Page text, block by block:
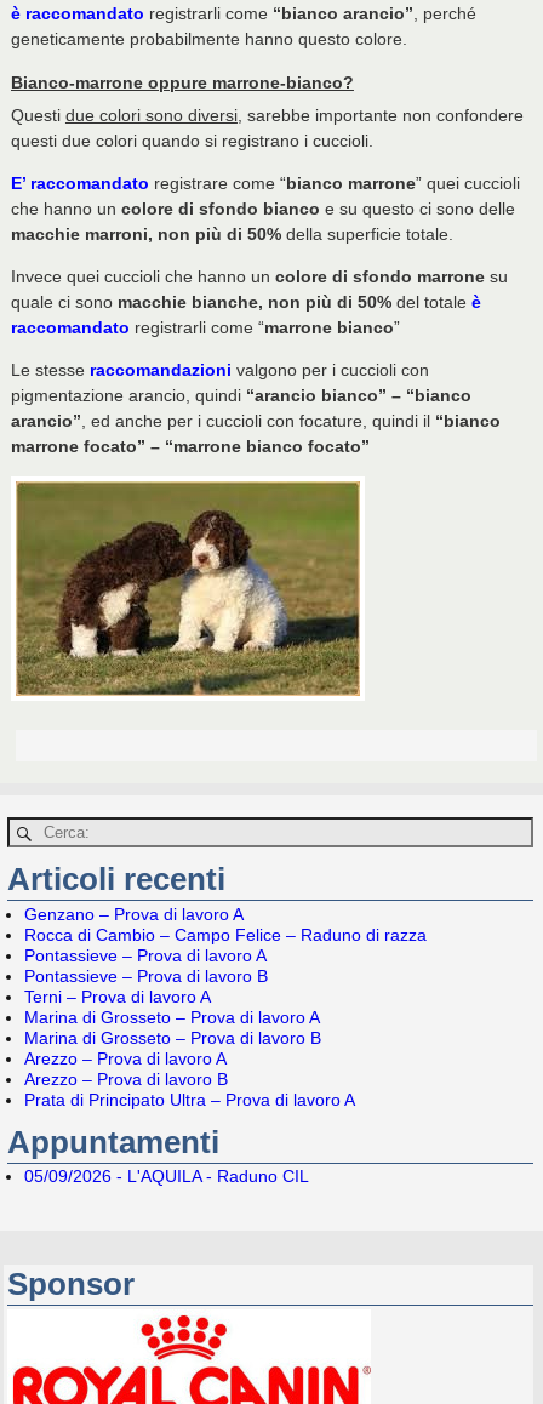
è raccomandato registrarli come “bianco arancio” , perché
geneticamente probabilmente hanno questo colore.
Bianco-marrone oppure marrone-bianco?
Questi due colori sono diversi, sarebbe importante non confondere
questi due colori quando si registrano i cuccioli.
E’ raccomandato registrare come “bianco marrone” quei cuccioli
che hanno un colore di sfondo bianco e su questo ci sono delle
macchie marroni, non più di 50%della superficie totale.
Invece quei cuccioli che hanno un colore di sfondo marronesu
quale ci sono macchie bianche, non più di 50%del totale è
raccomandato registrarli come “marrone bianco”
Le stesse raccomandazioni valgono per i cuccioli con
pigmentazione arancio, quindi “arancio bianco” – “bianco
arancio” , ed anche per i cuccioli con focature, quindi il “bianco
marrone focato” – “marrone bianco focato”
Articoli recenti
Genzano – Prova di lavoro A
Rocca di Cambio – Campo Felice – Raduno di razza
Pontassieve – Prova di lavoro A
Pontassieve – Prova di lavoro B
Terni – Prova di lavoro A
Marina di Grosseto – Prova di lavoro A
Marina di Grosseto – Prova di lavoro B
Arezzo – Prova di lavoro A
Arezzo – Prova di lavoro B
Prata di Principato Ultra – Prova di lavoro A
Appuntamenti
05/09/2026 - L'AQUILA - Raduno CIL
Sponsor